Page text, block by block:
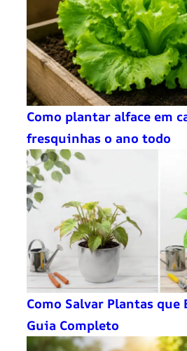
Como plantar alface em
fresquinhas o ano todo
Como Salvar Plantas que
Guia Completo